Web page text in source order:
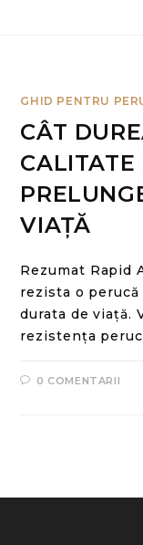
GHID PENTRU
CÂT
CALITATE
VIAȚĂ
Rezumat Rapid
rezista o
durata de viață.
rezistența
0 COMENTARII